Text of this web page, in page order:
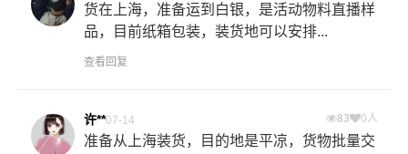
货在上海，准备运到白银，是活动物料直播样
品，目前纸箱包装，装货地可以安排...
查看回复
许**07-14 83 0人
准备从上海装货，目的地是平凉，货物批量交